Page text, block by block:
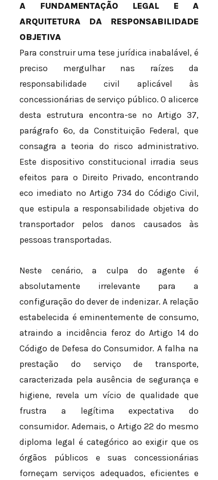
A FUNDAMENTAÇÃO LEGAL E A
ARQUITETURA DA RESPONSABILIDADE
OBJETIVA
Para construir uma tese jurídica inabalável, é
preciso mergulhar nas raízes da
responsabilidade civil aplicável às
concessionárias de serviço público. O alicerce
desta estrutura encontra-se no Artigo 37,
parágrafo 6º, da Constituição Federal, que
consagra a teoria do risco administrativo.
Este dispositivo constitucional irradia seus
efeitos para o Direito Privado, encontrando
eco imediato no Artigo 734 do Código Civil,
que estipula a responsabilidade objetiva do
transportador pelos danos causados às
pessoas transportadas.
Neste cenário, a culpa do agente é
absolutamente irrelevante para a
configuração do dever de indenizar. A relação
estabelecida é eminentemente de consumo,
atraindo a incidência feroz do Artigo 14 do
Código de Defesa do Consumidor. A falha na
prestação do serviço de transporte,
caracterizada pela ausência de segurança e
higiene, revela um vício de qualidade que
frustra a legítima expectativa do
consumidor. Ademais, o Artigo 22 do mesmo
diploma legal é categórico ao exigir que os
órgãos públicos e suas concessionárias
forneçam serviços adequados, eficientes e